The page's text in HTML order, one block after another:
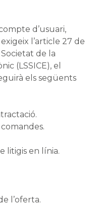
d’usuari,
l’article 27 de
de la
(LSSICE), el
els següents
litigis en línia.
l’oferta.